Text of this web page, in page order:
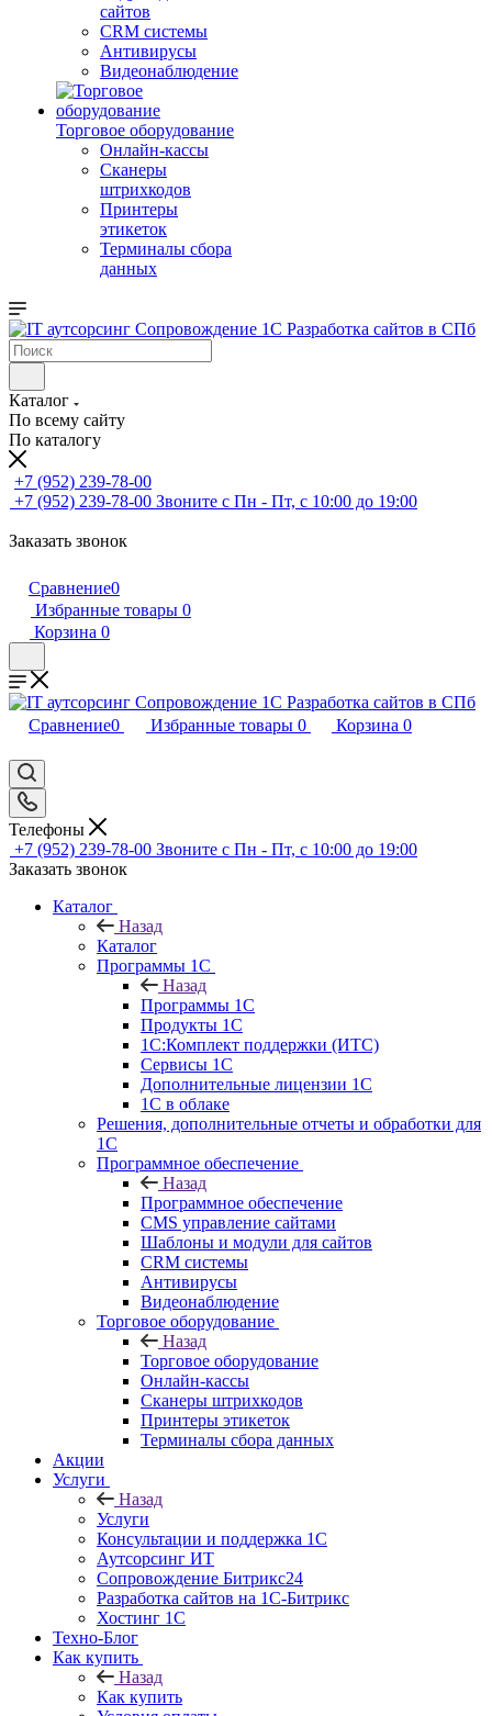
сайтов
CRM системы
Антивирусы
Видеонаблюдение
Торговое оборудование
Онлайн-кассы
Сканеры
штрихкодов
Принтеры
этикеток
Терминалы сбора
данных
Каталог
По всему сайту
По каталогу
+7 (952) 239-78-00
+7 (952) 239-78-00 Звоните с Пн - Пт, с 10:00 до 19:00
Заказать звонок
Сравнение0
Избранные товары 0
Корзина 0
Сравнение0 Избранные товары 0 Корзина 0
Телефоны
+7 (952) 239-78-00 Звоните с Пн - Пт, с 10:00 до 19:00
Заказать звонок
Каталог
Назад
Каталог
Программы 1С
Назад
Программы 1С
Продукты 1С
1С:Комплект поддержки (ИТС)
Сервисы 1С
Дополнительные лицензии 1С
1С в облаке
Решения, дополнительные отчеты и обработки для
1С
Программное обеспечение
Назад
Программное обеспечение
CMS управление сайтами
Шаблоны и модули для сайтов
CRM системы
Антивирусы
Видеонаблюдение
Торговое оборудование
Назад
Торговое оборудование
Онлайн-кассы
Сканеры штрихкодов
Принтеры этикеток
Терминалы сбора данных
Акции
Услуги
Назад
Услуги
Консультации и поддержка 1C
Аутсорсинг ИТ
Сопровождение Битрикс24
Разработка сайтов на 1С‑Битрикс
Хостинг 1С
Техно-Блог
Как купить
Назад
Как купить